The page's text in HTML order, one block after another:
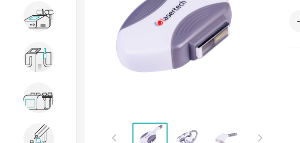
Для коррекции фигуры
Для охлаждения кожи
Расходники и комплектующие